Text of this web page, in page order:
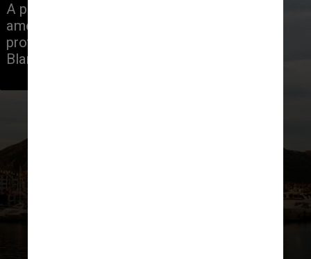
A principal razão para o clima mais
ameno é o fato de Marbella ser
protegida pela cordilheira de Sierra
Blanca